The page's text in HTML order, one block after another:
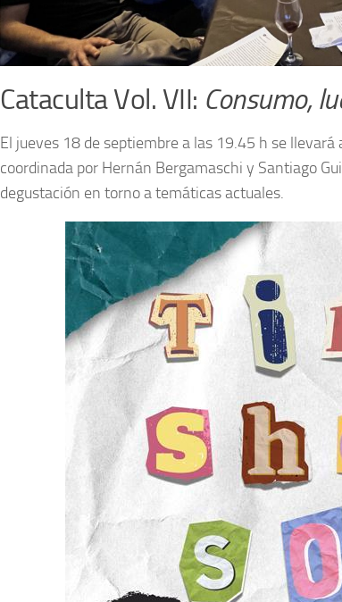
Cataculta Vol. VII: Consumo,
El jueves 18 de septiembre a las 19.45 h se llevará
coordinada por Hernán Bergamaschi y Santiago
degustación en torno a temáticas actuales.